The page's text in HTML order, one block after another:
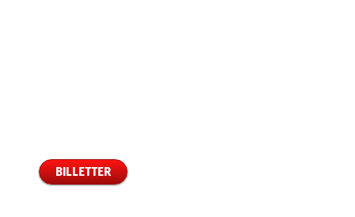
BILLETTER